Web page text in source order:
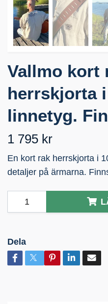
Vallmo kort
herrskjorta i
linnetyg.
1 795 kr
En kort rak herrskjorta i
detaljer på ärmarna.
Dela